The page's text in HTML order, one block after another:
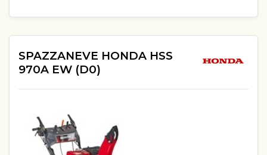
SPAZZANEVE HONDA HSS
970A EW (D0)